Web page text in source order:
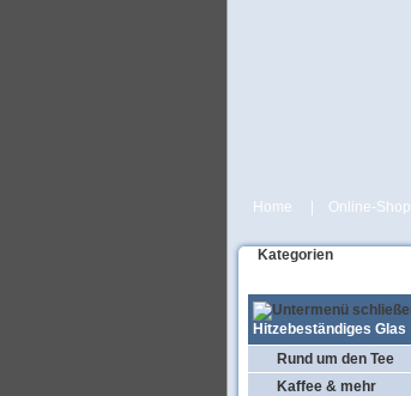
Home Online-Shop
Kategorien
Hitzebeständiges Glas
Rund um den Tee
Kaffee & mehr